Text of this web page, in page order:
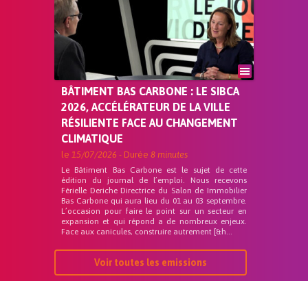
BÂTIMENT BAS CARBONE : LE SIBCA
2026, ACCÉLÉRATEUR DE LA VILLE
RÉSILIENTE FACE AU CHANGEMENT
CLIMATIQUE
le 15/07/2026 - Durée 8 minutes
Le Bâtiment Bas Carbone est le sujet de cette
édition du journal de l’emploi. Nous recevons
Férielle Deriche Directrice du Salon de Immobilier
Bas Carbone qui aura lieu du 01 au 03 septembre.
L’occasion pour faire le point sur un secteur en
expansion et qui répond a de nombreux enjeux.
Face aux canicules, construire autrement [&h...
Voir toutes les emissions